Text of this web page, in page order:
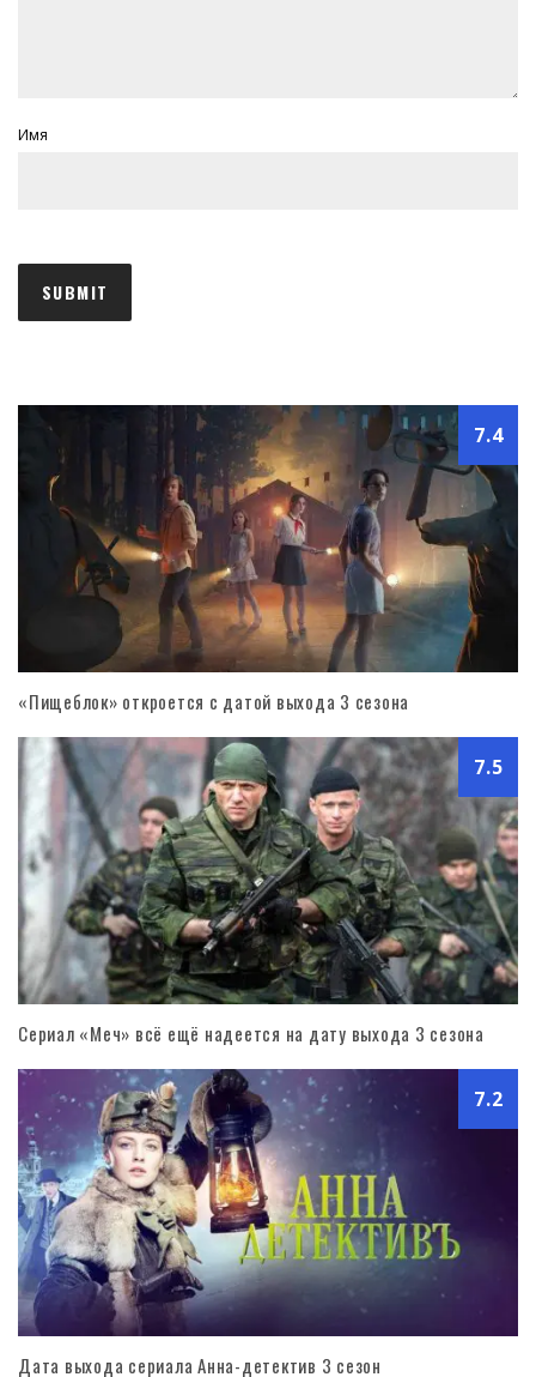
Имя
7.4
«Пищеблок» откроется с датой выхода 3 сезона
7.5
Сериал «Меч» всё ещё надеется на дату выхода 3 сезона
7.2
Дата выхода сериала Анна-детектив 3 сезон